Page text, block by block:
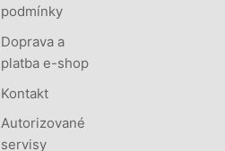
podmínky
Doprava a
platba e-shop
Kontakt
Autorizované
servisy